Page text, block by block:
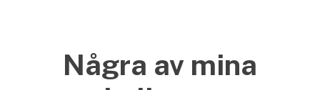
Några av mina